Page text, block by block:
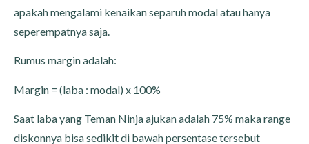
apakah mengalami kenaikan separuh modal atau hanya
seperempatnya saja.
Rumus marginadalah:
Margin = (laba : modal) x 100%
Saat laba yang Teman Ninja ajukan adalah 75% maka range
diskonnya bisa sedikit di bawah persentase tersebut